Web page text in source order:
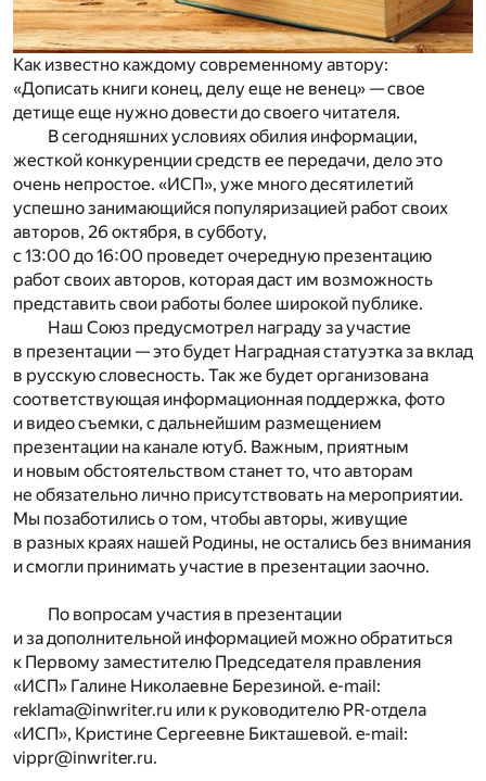
Как известно каждому современному автору:
«Дописать книги конец, делу еще не венец» — свое
детище еще нужно довести до своего читателя.
В сегодняшних условиях обилия информации,
жесткой конкуренции средств ее передачи, дело это
очень непростое. «ИСП», уже много десятилетий
успешно занимающийся популяризацией работ своих
авторов, 26 октября, в субботу,
с 13:00 до 16:00 проведет очередную презентацию
работ своих авторов, которая даст им возможность
представить свои работы более широкой публике.
Наш Союз предусмотрел награду за участие
в презентации — это будет Наградная статуэтка за вклад
в русскую словесность. Так же будет организована
соответствующая информационная поддержка, фото
и видео съемки, с дальнейшим размещением
презентации на канале ютуб. Важным, приятным
и новым обстоятельством станет то, что авторам
не обязательно лично присутствовать на мероприятии.
Мы позаботились о том, чтобы авторы, живущие
в разных краях нашей Родины, не остались без внимания
и смогли принимать участие в презентации заочно.
По вопросам участия в презентации
и за дополнительной информацией можно обратиться
к Первому заместителю Председателя правления
«ИСП» Галине Николаевне Березиной. e-mail:
reklama@inwriter.ru или к руководителю PR-отдела
«ИСП», Кристине Сергеевне Бикташевой. e-mail:
vippr@inwriter.ru.